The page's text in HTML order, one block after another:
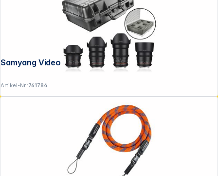
Samyang Video DSLR basic Set II Sony E
Artikel-Nr.:761784